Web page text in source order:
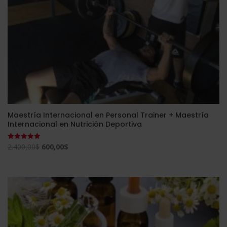
Maestría Internacional en Personal Trainer + Maestría
Internacional en Nutrición Deportiva
Valorado
con
2.400,00$ El
era:
2.400,00$.
600,00$
es:
600,00$.